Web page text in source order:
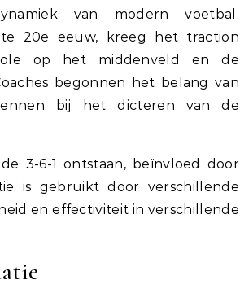
van modern voetbal.
20e eeuw, kreeg het traction
op het middenveld en de
begonnen het belang van
bij het dicteren van de
de 3-6-1 ontstaan, beïnvloed door
is gebruikt door verschillende
en effectiviteit in verschillende